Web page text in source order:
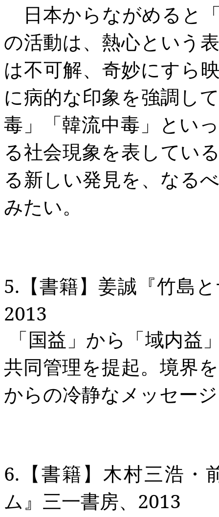
日本からながめると
の活動は、熱心という
は不可解、奇妙にすら
に病的な印象を強調し
毒」「韓流中毒」とい
る社会現象を表してい
る新しい発見を、なる
みたい。
5. 【書籍】姜誠『竹島
2013
「国益」から「域内
共同管理を提起。境界
からの冷静なメッセー
6. 【書籍】木村三浩
ム』三一書房、 2013